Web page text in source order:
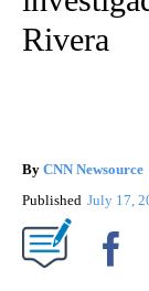
Rivera
By CNN Newsource
Published July 17,